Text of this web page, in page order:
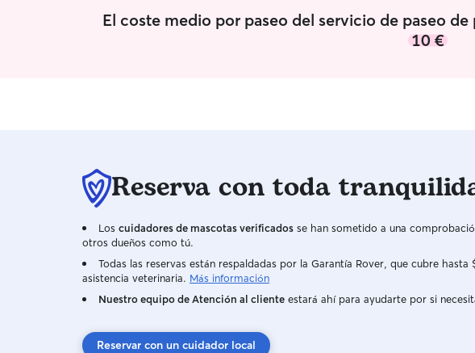
que la asistencia no es obligatoria y soy capaz de
comodidad y diversión
El coste medio por paseo del servicio de paseo
10 €
Reserva con toda
Los cuidadores de mascotas verificados se han sometido a una
otros dueños como tú.
Todas las reservas están respaldadas por la Garantía Rover, que cubre
asistencia veterinaria. Más información
Nuestro equipo de Atención al cliente estará ahí para ayudarte por si
Reservar con un cuidador local